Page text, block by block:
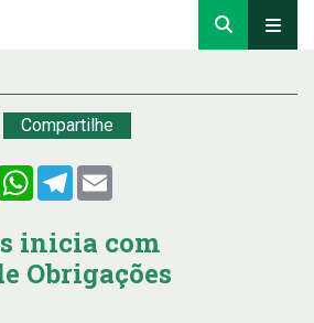
Compartilhe
WhatsApp
Telegram
inicia com
Obrigações